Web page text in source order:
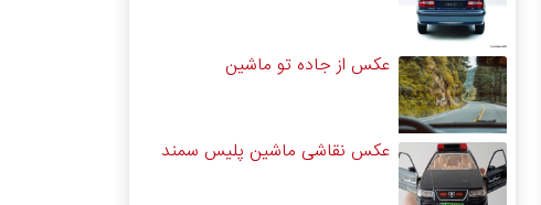
عکس از جاده تو ماشین
عکس نقاشی ماشین پلیس سمند